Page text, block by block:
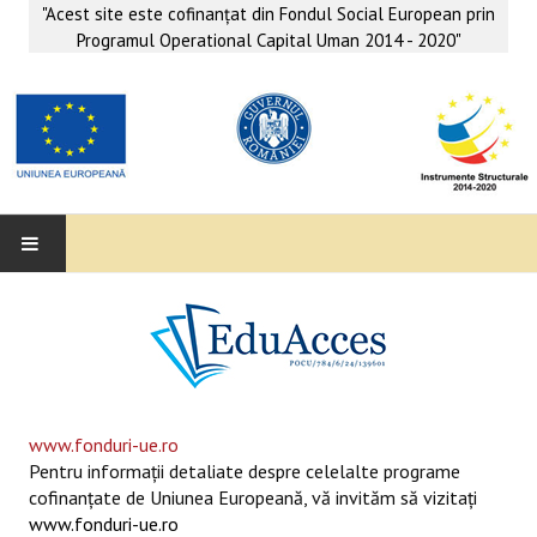
"Acest site este cofinanţat din Fondul Social European prin
Programul Operational Capital Uman 2014 - 2020"
SUPORT EDUCAȚIONAL MATEMATICĂ- INFORMATICĂ
SERVICII PSIHO-SOCIALE
www.fonduri-ue.ro
Pentru informaţii detaliate despre celelalte programe
cofinanţate de Uniunea Europeană, vă invităm să vizitaţi
www.fonduri-ue.ro